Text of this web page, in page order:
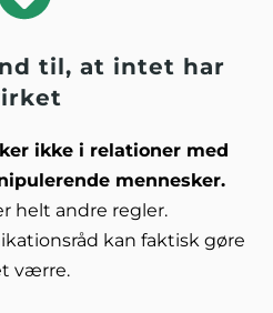
til, at intet har
ikke i relationer med
mennesker.
helt andre regler.
kan faktisk gøre
værre.